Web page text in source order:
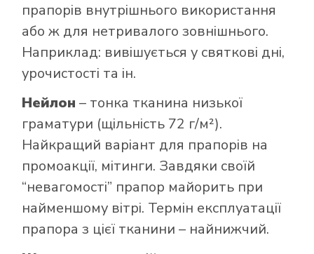
прапорів внутрішнього використання
або ж для нетривалого зовнішнього.
Наприклад: вивішується у святкові дні,
урочистості та ін.
Нейлон – тонка тканина низької
граматури (щільність 72 г/м²).
Найкращий варіант для прапорів на
промоакції, мітинги. Завдяки своїй
“невагомості” прапор майорить при
найменшому вітрі. Термін експлуатації
прапора з цієї тканини – найнижчий.